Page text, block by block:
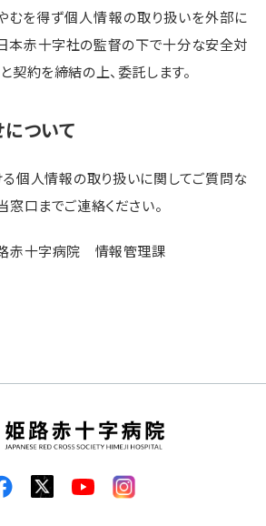
むを得ず個人情報の取り扱いを外部に
本赤十字社の監督の下で十分な安全対
契約を締結の上、委託します。
ついて
個人情報の取り扱いに関してご質問な
窓口までご連絡ください。
路赤十字病院 情報管理課